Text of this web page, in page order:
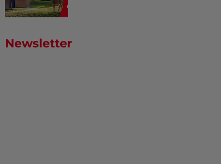
Newsletter